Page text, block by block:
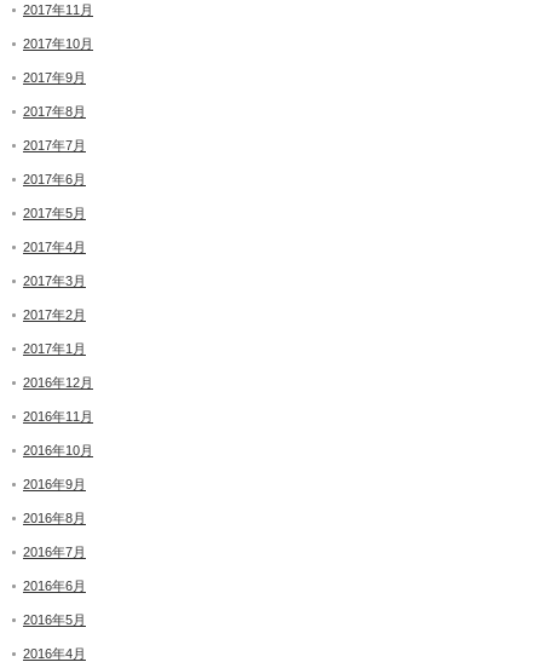
2017年11月
2017年10月
2017年9月
2017年8月
2017年7月
2017年6月
2017年5月
2017年4月
2017年3月
2017年2月
2017年1月
2016年12月
2016年11月
2016年10月
2016年9月
2016年8月
2016年7月
2016年6月
2016年5月
2016年4月